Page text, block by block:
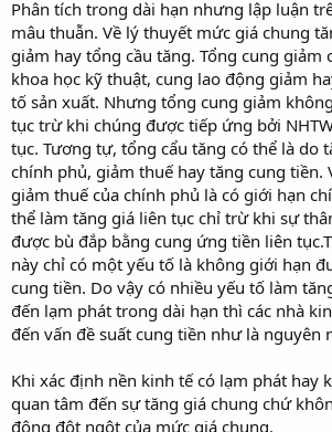
Phân tích trong dài hạn nhưng lập luận
mâu thuẫn. Về lý thuyết mức giá chung
giảm hay tổng cầu tăng. Tổng cung giảm
khoa học kỹ thuật, cung lao động giảm
tố sản xuất. Nhưng tổng cung giảm
tục trừ khi chúng được tiếp ứng bởi
tục. Tương tự, tổng cẩu tăng có thể là do
chính phủ, giảm thuế hay tăng cung tiền.
giảm thuế của chính phủ là có giới hạn
thể làm tăng giá liên tục chỉ trừ khi sự
được bù đắp bằng cung ứng tiền liên
này chỉ có một yếu tố là không giới hạn
cung tiền. Do vậy có nhiều yếu tố làm
đến lạm phát trong dài hạn thì các nhà
đến vấn đề suất cung tiền như là nguyên
Khi xác định nền kinh tế có lạm phát hay
quan tâm đến sự tăng giá chung chứ
động đột ngột của mức giá chung.